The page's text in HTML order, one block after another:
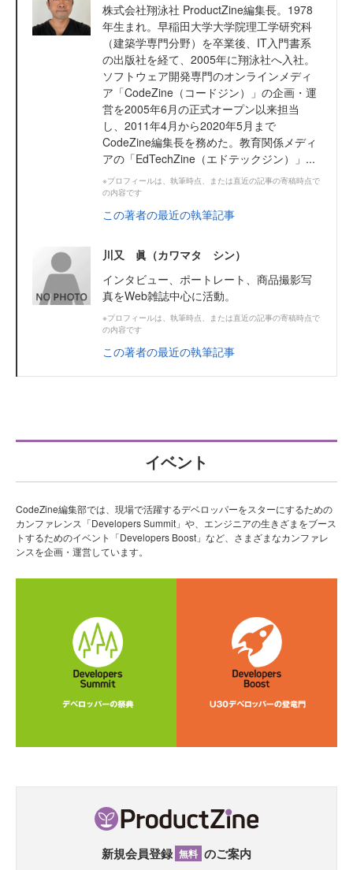
株式会社翔泳社 ProductZine編集長。1978
年生まれ。早稲田大学大学院理工学研究科
（建築学専門分野）を卒業後、IT入門書系
の出版社を経て、2005年に翔泳社へ入社。
ソフトウェア開発専門のオンラインメディ
ア「CodeZine（コードジン）」の企画・運
営を2005年6月の正式オープン以来担当
し、2011年4月から2020年5月まで
CodeZine編集長を務めた。教育関係メディ
アの「EdTechZine（エドテックジン）」...
※プロフィールは、執筆時点、または直近の記事の寄稿時点で
の内容です
この著者の最近の執筆記事
川又 眞（カワマタ シン）
インタビュー、ポートレート、商品撮影写
真をWeb雑誌中心に活動。
※プロフィールは、執筆時点、または直近の記事の寄稿時点で
の内容です
この著者の最近の執筆記事
イベント
CodeZine編集部では、現場で活躍するデベロッパーをスターにするための
カンファレンス「Developers Summit」や、エンジニアの生きざまをブース
トするためのイベント「Developers Boost」など、さまざまなカンファレ
ンスを企画・運営しています。
新規会員登録 無料 のご案内